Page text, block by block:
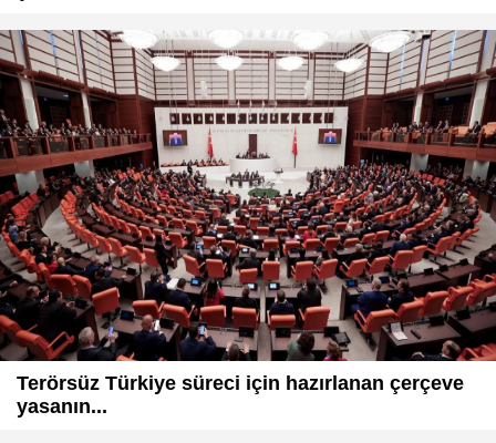
Terörsüz Türkiye süreci için hazırlanan çerçeve
yasanın...